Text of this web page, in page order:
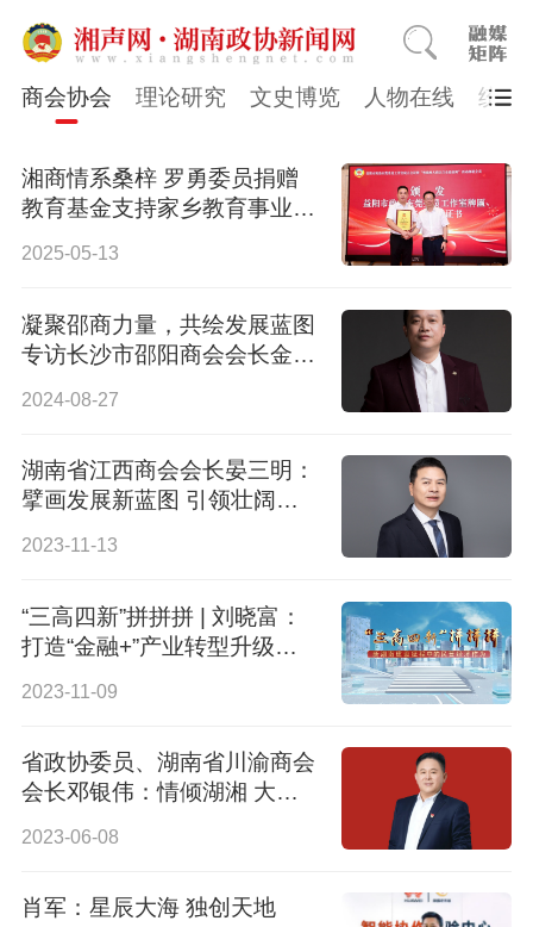
商会协会 理论研究 文史博览 人物在线 统一
湘商情系桑梓 罗勇委员捐赠
教育基金支持家乡教育事业发
2025-05-13
凝聚邵商力量，共绘发展蓝图
专访长沙市邵阳商会会长金国
2024-08-27
湖南省江西商会会长晏三明：
擘画发展新蓝图 引领壮阔新
2023-11-13
“三高四新”拼拼拼 | 刘晓富：
打造“金融+”产业转型升级新
2023-11-09
省政协委员、湖南省川渝商会
会长邓银伟：情倾湖湘 大爱
2023-06-08
肖军：星辰大海 独创天地